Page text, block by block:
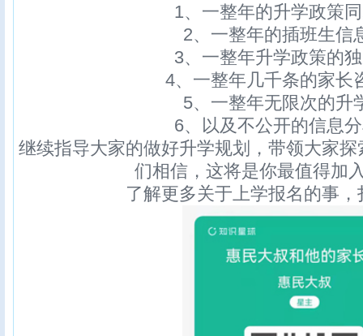
1、一整年的升学政策
2、一整年的插班生信
3、一整年升学政策的
4、一整年几千条的家长
5、一整年无限次的升
6、以及不公开的信息
继续指导大家的做好升学规划，带领大家
们相信，这将是你最值得加
了解更多关于上学报名的事